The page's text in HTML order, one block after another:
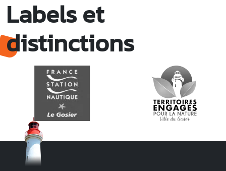
Labels et
distinctions